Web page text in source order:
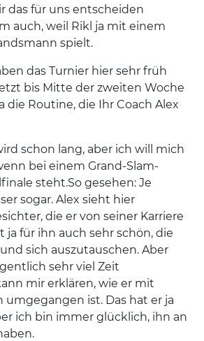
das für uns entscheiden
auch, weil Rikl ja mit einem
spielt.
das Turnier hier sehr früh
bis Mitte der zweiten Woche
die Routine, die Ihr Coach Alex
schon lang, aber ich will mich
bei einem Grand-Slam-
steht.So gesehen: Je
sogar. Alex sieht hier
die er von seiner Karriere
ja für ihn auch sehr schön, die
sich auszutauschen. Aber
sehr viel Zeit
mir erklären, wie er mit
ist. Das hat er ja
ich bin immer glücklich, ihn an